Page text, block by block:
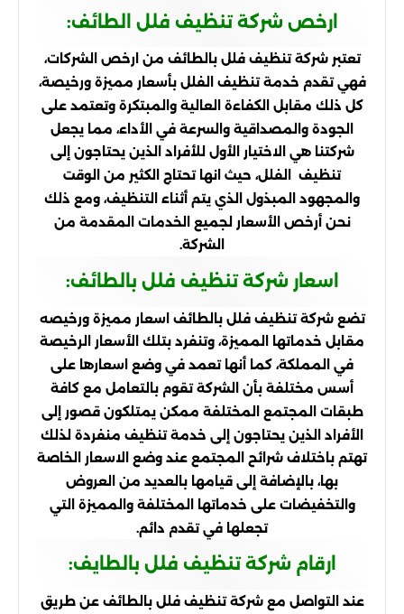
ارخص شركة تنظيف فلل الطائف:
تعتبر شركة تنظيف فلل بالطائف من ارخص الشركات،
فهي تقدم خدمة تنظيف الفلل بأسعار مميزة ورخيصة،
كل ذلك مقابل الكفاءة العالية والمبتكرة وتعتمد على
الجودة والمصداقية والسرعة في الأداء، مما يجعل
شركتنا هي الاختيار الأول للأفراد الذين يحتاجون إلى
تنظيف الفلل، حيث انها تحتاج الكثير من الوقت
والمجهود المبذول الذي يتم أثناء التنظيف، ومع ذلك
نحن أرخص الأسعار لجميع الخدمات المقدمة من
الشركة.
اسعار شركة تنظيف فلل بالطائف:
تضع شركة تنظيف فلل بالطائف اسعار مميزة ورخيصه
مقابل خدماتها المميزة، وتنفرد بتلك الأسعار الرخيصة
في المملكة، كما أنها تعمد في وضع اسعارها على
أسس مختلفة بأن الشركة تقوم بالتعامل مع كافة
طبقات المجتمع المختلفة ممكن يمتلكون قصور إلى
الأفراد الذين يحتاجون إلى خدمة تنظيف منفردة لذلك
تهتم باختلاف شرائح المجتمع عند وضع الاسعار الخاصة
بها، بالإضافة إلى قيامها بالعديد من العروض
والتخفيضات على خدماتها المختلفة والمميزة التي
تجعلها في تقدم دائم.
ارقام شركة تنظيف فلل بالطايف:
عند التواصل مع شركة تنظيف فلل بالطائف عن طريق